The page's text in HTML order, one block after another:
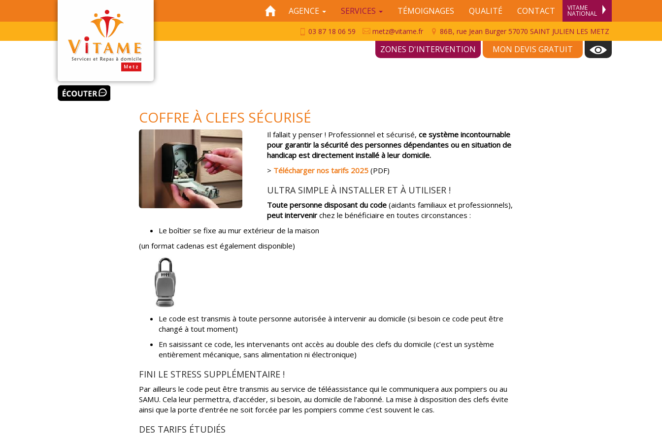
VITAME
NATIONAL
ALLER
AU
AGENCE SERVICES TÉMOIGNAGES QUALITÉ CONTACT
03 87 18 06 59 metz@vitame.fr 86B, rue Jean Burger 57070 SAINT JULIEN LES METZ
ZONES D'INTERVENTION MON DEVIS GRATUIT AFFICHAGE
COFFRE À CLEFS SÉCURISÉ
Il fallait y penser ! Professionnel et sécurisé, ce système incontournable
pour garantir la sécurité des personnes dépendantes ou en situation de
handicap est directement installé à leur domicile.
> Télécharger nos tarifs 2025(PDF)
ULTRA SIMPLE À INSTALLER ET À UTILISER !
Toute personne disposant du code(aidants familiaux et professionnels),
peut intervenirchez le bénéficiaire en toutes circonstances :
Le boîtier se fixe au mur extérieur de la maison
(un format cadenas est également disponible)
Le code est transmis à toute personne autorisée à intervenir au domicile (si besoin ce code peut être
changé à tout moment)
En saisissant ce code, les intervenants ont accès au double des clefs du domicile (c’est un système
entièrement mécanique, sans alimentation ni électronique)
FINI LE STRESS SUPPLÉMENTAIRE !
Par ailleurs le code peut être transmis au service de téléassistance qui le communiquera aux pompiers ou au
SAMU. Cela leur permettra, d’accéder, si besoin, au domicile de l’abonné. La mise à disposition des clefs évite
ainsi que la porte d’entrée ne soit forcée par les pompiers comme c’est souvent le cas.
DES TARIFS ÉTUDIÉS